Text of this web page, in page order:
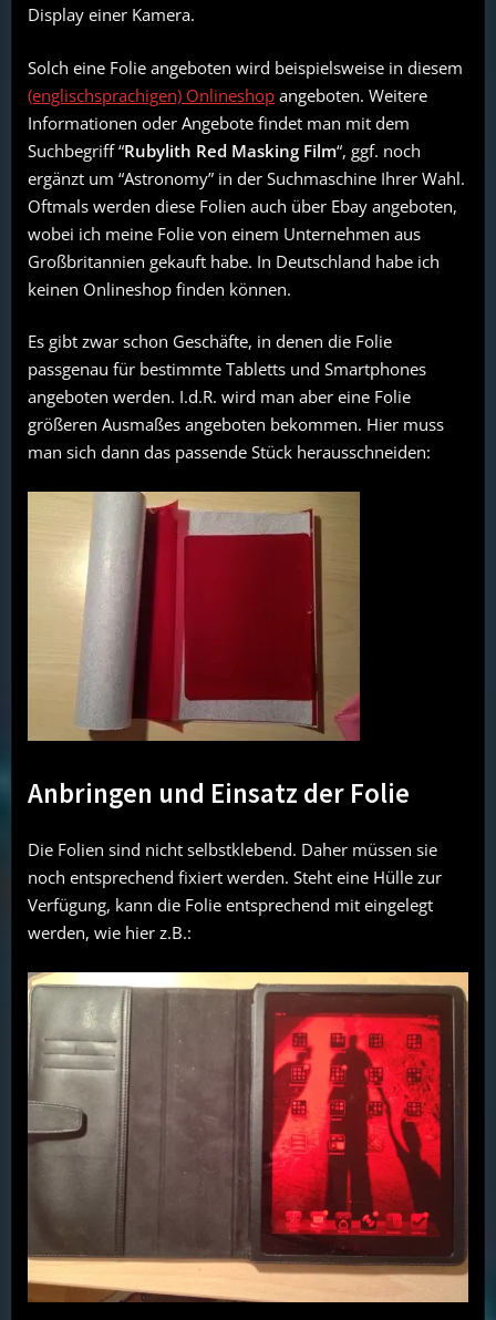
Display einer Kamera.
Solch eine Folie angeboten wird beispielsweise in diesem
(englischsprachigen) Onlineshop angeboten. Weitere
Informationen oder Angebote findet man mit dem
Suchbegriff “Rubylith Red Masking Film“, ggf. noch
ergänzt um “Astronomy” in der Suchmaschine Ihrer Wahl.
Oftmals werden diese Folien auch über Ebay angeboten,
wobei ich meine Folie von einem Unternehmen aus
Großbritannien gekauft habe. In Deutschland habe ich
keinen Onlineshop finden können.
Es gibt zwar schon Geschäfte, in denen die Folie
passgenau für bestimmte Tabletts und Smartphones
angeboten werden. I.d.R. wird man aber eine Folie
größeren Ausmaßes angeboten bekommen. Hier muss
man sich dann das passende Stück herausschneiden:
Anbringen und Einsatz der Folie
Die Folien sind nicht selbstklebend. Daher müssen sie
noch entsprechend fixiert werden. Steht eine Hülle zur
Verfügung, kann die Folie entsprechend mit eingelegt
werden, wie hier z.B.: